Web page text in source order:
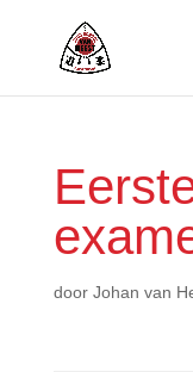
door Johan van